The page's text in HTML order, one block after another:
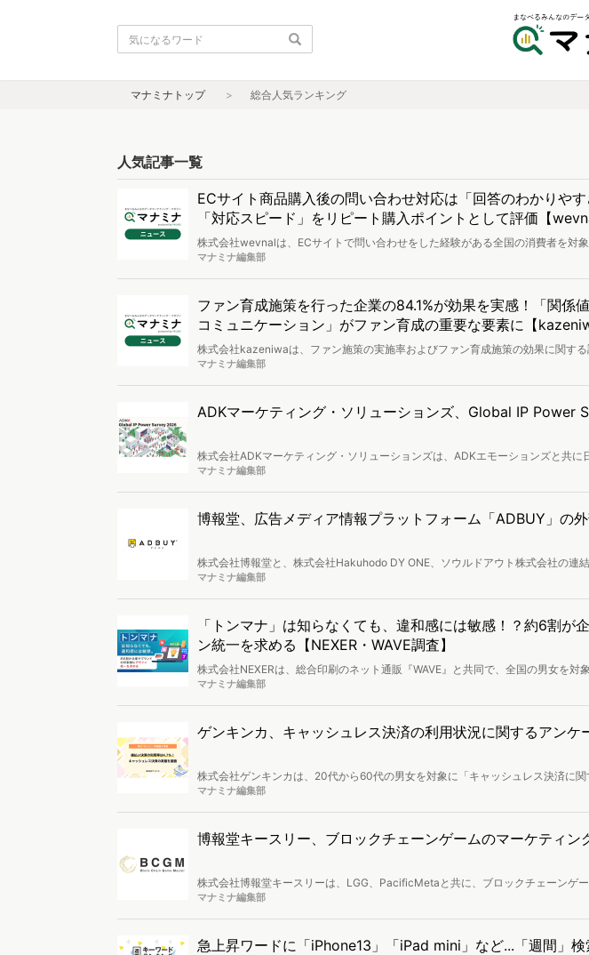
マナミナトップ 総合人気ランキング
人気記事一覧
ECサイト商品購入後の問い合わせ対応は「回答のわかりやす
「対応スピード」をリピート購入ポイントとして評価【
株式会社wevnalは、ECサイトで問い合わせをした経験がある全国の消費者を対
意識調査」を実施し、調査結果を公開しました。
マナミナ編集部
ファン育成施策を行った企業の84.1%が効果を実感！「関係
コミュニケーション」がファン育成の重要な要素に【
株式会社kazeniwaは、ファン施策の実施率およびファン育成施策の効果に関する
マナミナ編集部
ADKマーケティング・ソリューションズ、Global IP Power
株式会社ADKマーケティング・ソリューションズは、ADKエモーションズと共に
市場、約23,000人を対象とした作品・キャラクター（IP）に関する大規模調査
マナミナ編集部
博報堂、広告メディア情報プラットフォーム「ADBUY」の
株式会社博報堂と、株式会社Hakuhodo DY ONE、ソウルドアウト株式会社の連
堅・中小規模の広告会社の事業成長支援を目的として、広告メディア情報プラッ
マナミナ編集部
「トンマナ」は知らなくても、違和感には敏感！？約6割が
ン統一を求める【NEXER・WAVE調査】
株式会社NEXERは、総合印刷のネット通販『WAVE』と共同で、全国の男女を対
施し、結果を公開しました。
マナミナ編集部
ゲンキンカ、キャッシュレス決済の利用状況に関するアンケ
株式会社ゲンキンカは、20代から60代の男女を対象に「キャッシュレス決済に
ました。
マナミナ編集部
博報堂キースリー、ブロックチェーンゲームのマーケティン
株式会社博報堂キースリーは、LGG、PacificMetaと共に、ブロックチェーンゲ
支援するサービス「ブロックチェーンゲームマスター」の提供を発表しました。
マナミナ編集部
急上昇ワードに「iPhone13」「iPad mini」など...「週間」